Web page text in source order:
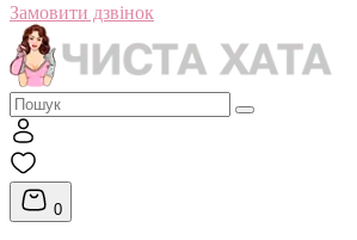
Замовити дзвінок
0